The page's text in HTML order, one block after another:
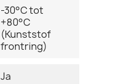
-30°C tot
+80°C
(Kunststof
frontring)
Ja